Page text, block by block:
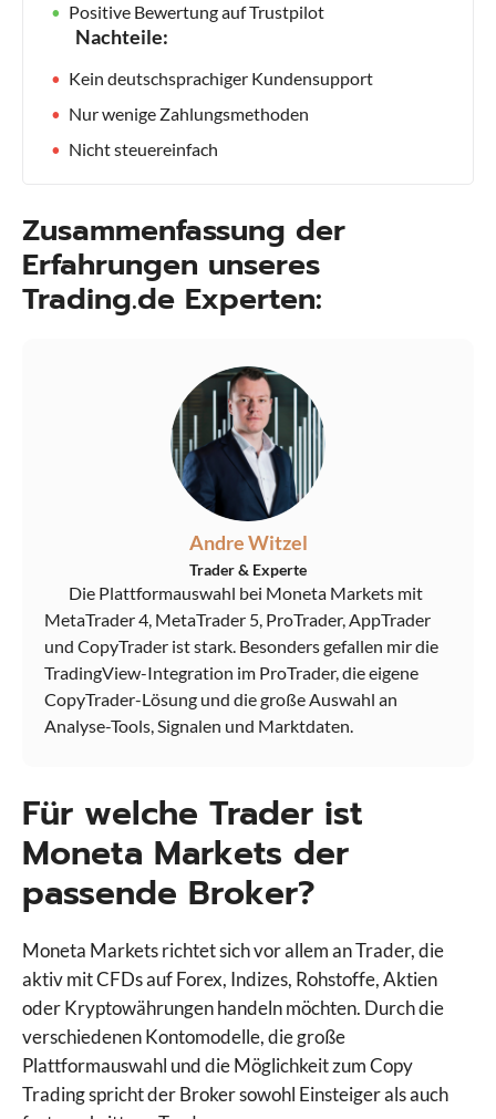
VS
Wähle Broker Aus
Positive Bewertung auf Trustpilot
Nachteile:
Kein deutschsprachiger Kundensupport
Nur wenige Zahlungsmethoden
Nicht steuereinfach
Zusammenfassung der
Erfahrungen unseres
Trading.de Experten:
Andre Witzel
Trader & Experte
Die Plattformauswahl bei Moneta Markets mit
MetaTrader 4, MetaTrader 5, ProTrader, AppTrader
und CopyTrader ist stark. Besonders gefallen mir die
TradingView-Integration im ProTrader, die eigene
CopyTrader-Lösung und die große Auswahl an
Analyse-Tools, Signalen und Marktdaten.
Für welche Trader ist
Moneta Markets der
passende Broker?
Moneta Markets richtet sich vor allem an Trader, die
aktiv mit CFDs auf Forex, Indizes, Rohstoffe, Aktien
oder Kryptowährungen handeln möchten. Durch die
verschiedenen Kontomodelle, die große
Plattformauswahl und die Möglichkeit zum Copy
Trading spricht der Broker sowohl Einsteiger als auch